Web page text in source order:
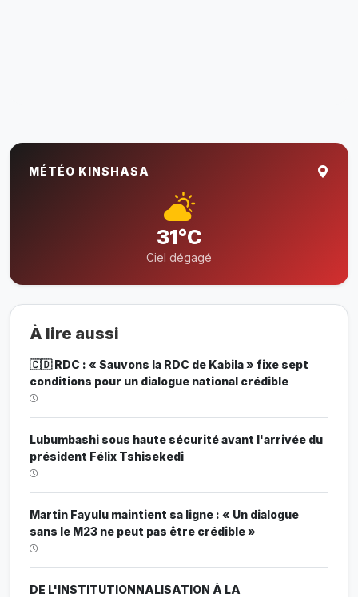
MÉTÉO KINSHASA
31°C
Ciel dégagé
À lire aussi
🇨🇩 RDC : « Sauvons la RDC de Kabila » fixe sept
conditions pour un dialogue national crédible
Lubumbashi sous haute sécurité avant l'arrivée du
président Félix Tshisekedi
Martin Fayulu maintient sa ligne : « Un dialogue
sans le M23 ne peut pas être crédible »
DE L'INSTITUTIONNALISATION À LA